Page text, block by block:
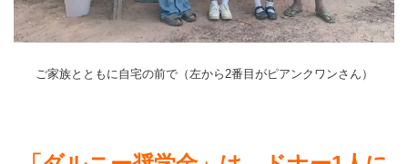
ご家族とともに自宅の前で（左から2番目がピアンクワンさん）